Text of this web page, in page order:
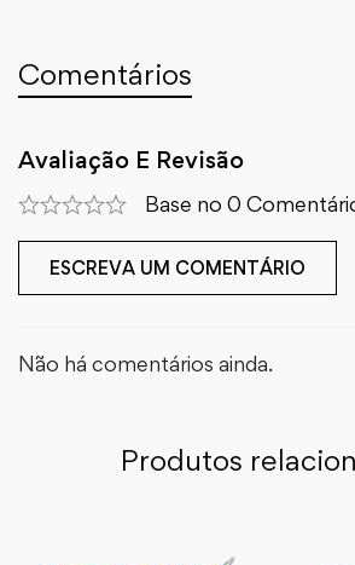
Comentários
Avaliação E Revisão
Base no 0
ESCREVA UM COMENTÁRIO
Não há comentários ainda.
Produtos